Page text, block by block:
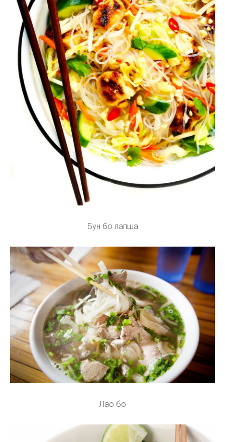
Бун бо лапша
Лао бо